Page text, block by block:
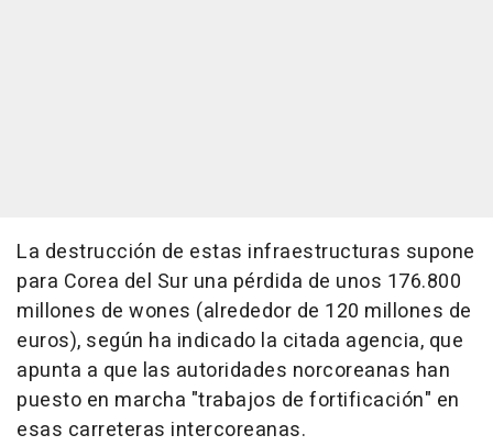
La destrucción de estas infraestructuras supone
para Corea del Sur una pérdida de unos 176.800
millones de wones (alrededor de 120 millones de
euros), según ha indicado la citada agencia, que
apunta a que las autoridades norcoreanas han
puesto en marcha "trabajos de fortificación" en
esas carreteras intercoreanas.